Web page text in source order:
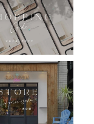
-